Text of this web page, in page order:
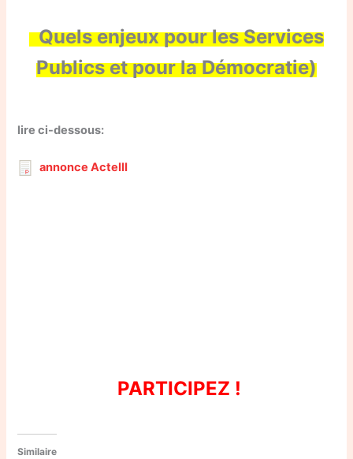
Quels enjeux pour les Services
Publics et pour la Démocratie)
lire ci-dessous:
annonce ActeIII
PARTICIPEZ !
Similaire